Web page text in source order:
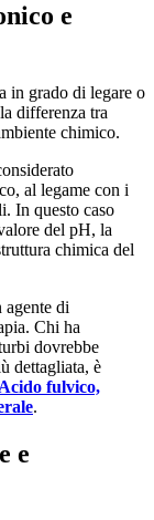
e
in grado di legare o
differenza tra
chimico.
al legame con i
In questo caso
del pH, la
chimica del
di
Chi ha
dovrebbe
dettagliata, è
Acido fulvico,
.
e